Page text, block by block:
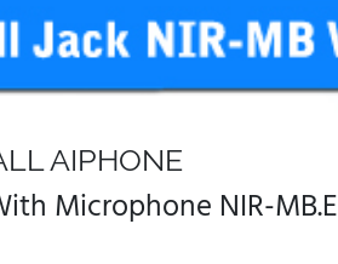
AIPHONE
Microphone NIR-MB.E